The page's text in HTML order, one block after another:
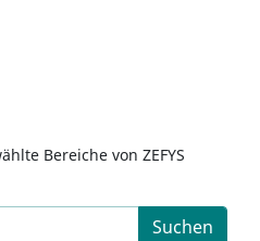
Bereiche von ZEFYS
Suchen